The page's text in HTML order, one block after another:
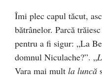
Îmi plec capul tăcut,
bătrânelor. Parcă
pentru a fi sigur: „La
domnul Niculache?”. „
Vara mai mult la luncă